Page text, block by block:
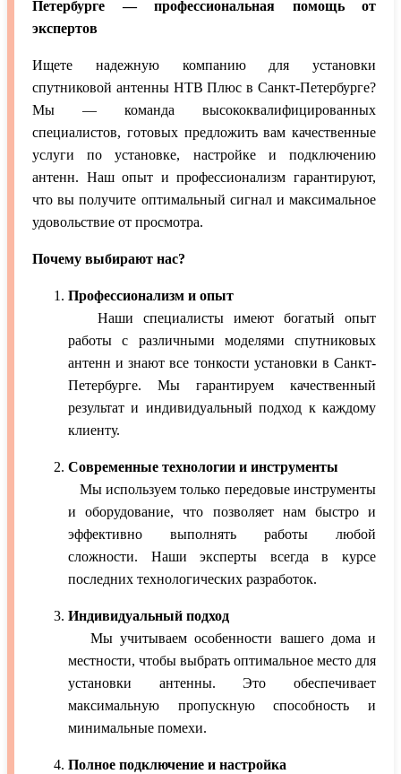
Петербурге — профессиональная помощь от
экспертов
Ищете надежную компанию для установки
спутниковой антенны НТВ Плюс в Санкт-Петербурге?
Мы — команда высококвалифицированных
специалистов, готовых предложить вам качественные
услуги по установке, настройке и подключению
антенн. Наш опыт и профессионализм гарантируют,
что вы получите оптимальный сигнал и максимальное
удовольствие от просмотра.
Почему выбирают нас?
Профессионализм и опыт
Наши специалисты имеют богатый опыт
работы с различными моделями спутниковых
антенн и знают все тонкости установки в Санкт-
Петербурге. Мы гарантируем качественный
результат и индивидуальный подход к каждому
клиенту.
Современные технологии и инструменты
Мы используем только передовые инструменты
и оборудование, что позволяет нам быстро и
эффективно выполнять работы любой
сложности. Наши эксперты всегда в курсе
последних технологических разработок.
Индивидуальный подход
Мы учитываем особенности вашего дома и
местности, чтобы выбрать оптимальное место для
установки антенны. Это обеспечивает
максимальную пропускную способность и
минимальные помехи.
Полное подключение и настройка